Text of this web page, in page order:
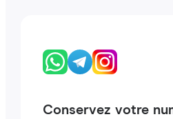
Conservez votre